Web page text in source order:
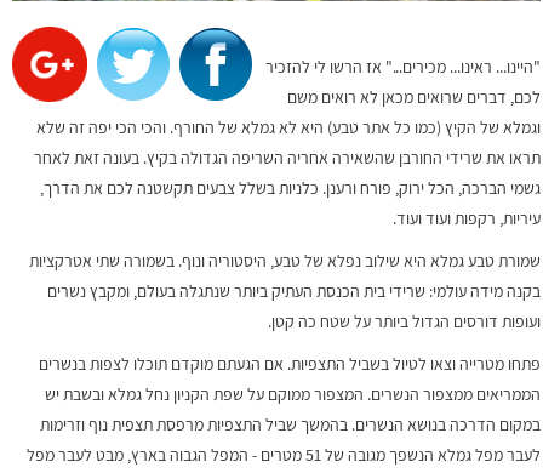
"היינו... ראינו... מכירים..." אז הרשו לי להזכיר
לכם, דברים שרואים מכאן לא רואים משם
וגמלא של הקיץ (כמו כל אתר טבע) היא לא גמלא של החורף. והכי הכי יפה זה שלא
תראו את שרידי החורבן שהשאירה אחריה השריפה הגדולה בקיץ. בעונה זאת לאחר
גשמי הברכה, הכל ירוק, פורח ורענן. כלניות בשלל צבעים תקשטנה לכם את הדרך,
עיריות, רקפות ועוד ועוד.
שמורת טבע גמלא היא שילוב נפלא של טבע, היסטוריה ונוף. בשמורה שתי אטרקציות
בקנה מידה עולמי: שרידי בית הכנסת העתיק ביותר שנתגלה בעולם, ומקבץ נשרים
ועופות דורסים הגדול ביותר על שטח כה קטן.
פתחו מטרייה וצאו לטיול בשביל התצפיות. אם הגעתם מוקדם תוכלו לצפות בנשרים
הממריאים ממצפור הנשרים. המצפור ממוקם על שפת הקניון נחל גמלא ובשבת יש
במקום הדרכה בנושא הנשרים. בהמשך שביל התצפיות מרפסת תצפית נוף וזרימות
לעבר מפל גמלא הנשפך מגובה של 51 מטרים - המפל הגבוה בארץ, מבט לעבר מפל